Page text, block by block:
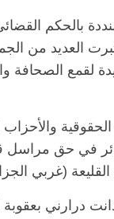
بالحكم
العديد من
لقمع الصحافة
(غربي الجزائر
درارني